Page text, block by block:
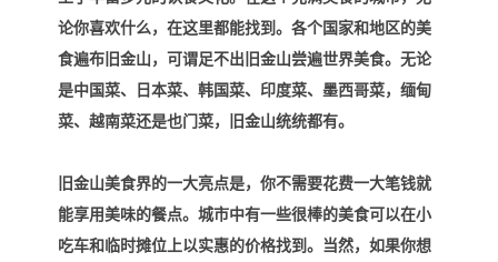
论你喜欢什么，在这里都能找到。各个国家和地区的美
食遍布旧金山，可谓足不出旧金山尝遍世界美食。无论
是中国菜、日本菜、韩国菜、印度菜、 墨西哥菜，缅甸
菜、越南菜还是也门菜，旧金山统统都有。
旧金山美食界的一大亮点是，你不需要花费一大笔钱就
能享用美味的餐点。城市中有一些很棒的美食可以在小
吃车和临时摊位上以实惠的价格找到。当然，如果你想